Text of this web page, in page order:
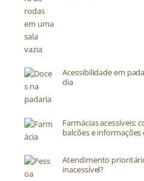
Acessibilidade em
dia
Farmácias acessíveis:
balcões e informações
Atendimento
inacessível?